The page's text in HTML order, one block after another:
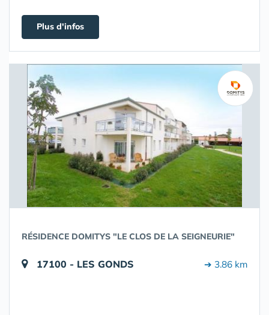
Plus d'infos
RÉSIDENCE DOMITYS "LE CLOS DE LA SEIGNEURIE"
17100 - LES GONDS ➔ 3.86 km